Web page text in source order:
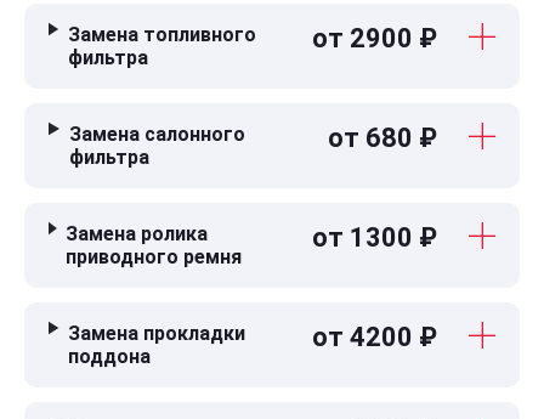
Замена топливного
фильтра
от 2900 ₽
Замена салонного
фильтра
от 680 ₽
Замена ролика
приводного ремня
от 1300 ₽
Замена прокладки
поддона
от 4200 ₽